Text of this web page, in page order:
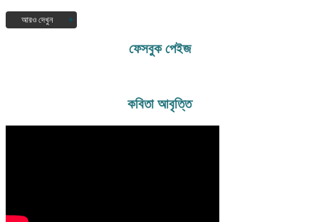
আরও দেখুন
১৯৭৭ সালে দিগনগর বহুমুখী উচ্চ বিদ্যালয় হতে এস.এস.সি এবং ১৯৭৯ সালে সরকারি
রাজেন্দ্র কলেজ বিজ্ঞান বিভাগ হতে এইচএসসি পাশ করেন। ১৯৮৪ সালে ফরিদপুর
পর দুরারোগ্য ক্যান্সার ব্যাধিতে ( হজকিং লিম্ফোমা) আক্রান্ত হলে চিকিৎসারত অবস্থায়
চাকুরী ছেড়ে দেন। বর্তমানে আল্লাহর অপার মহিমায় সুস্থ হয়ে ব্যবসার সাথে জড়িত
ফেসবুক পেইজ
কবিতা আবৃত্তি